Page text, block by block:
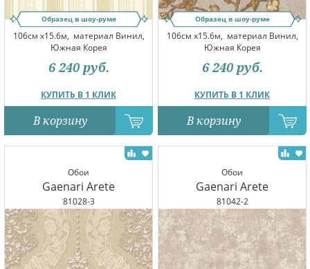
Образец в шоу-руме
106см x15.6м, материал Винил,
Южная Корея
КУПИТЬ В 1 КЛИК
6 240 руб.
В корзину
Образец в шоу-руме
106см x15.6м, материал Винил,
Южная Корея
КУПИТЬ В 1 КЛИК
6 240 руб.
В корзину
Обои
Gaenari Arete
81028-3
Обои
Gaenari Arete
81042-2